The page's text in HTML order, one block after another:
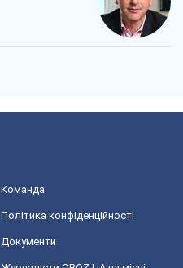
Команда
Політика конфіденційності
Документи